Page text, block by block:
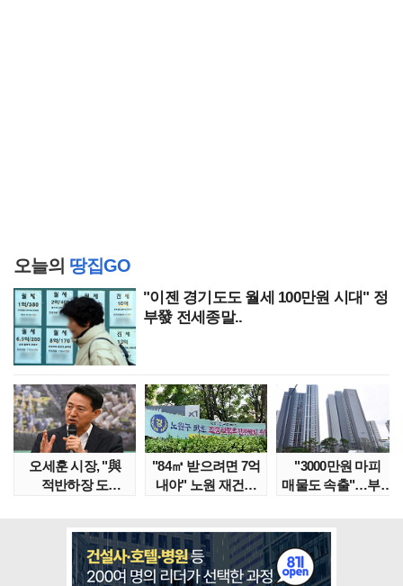
오늘의 땅집GO
"이젠 경기도도 월세 100만원 시대" 정
부發 전세종말..
오세훈 시장, "與
적반하장 도
"84㎡ 받으려면 7억
내야" 노원 재건축
"3000만원 마피
매물도 속출"…부산